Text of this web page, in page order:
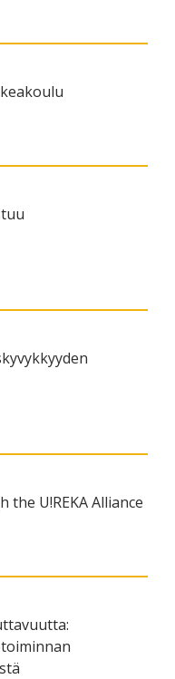
the U!REKA Alliance